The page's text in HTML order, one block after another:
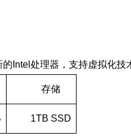
Intel处理器，支持虚拟化技
存储
1TB SSD